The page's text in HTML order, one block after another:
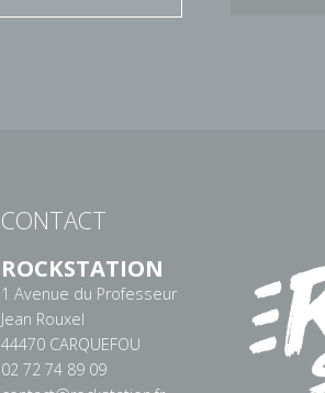
CONTACT
ROCKSTATION
1 Avenue du Professeur
Jean Rouxel
44470 CARQUEFOU
02 72 74 89 09